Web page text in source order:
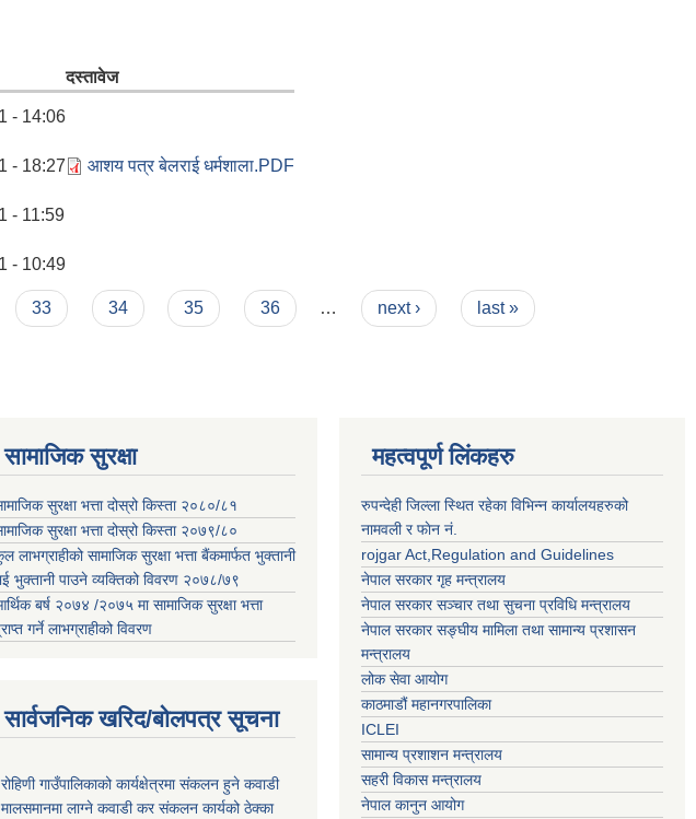
दस्तावेज
- 14:06
- 18:27 आशय पत्र बेलराई धर्मशाला.PDF
- 11:59
- 10:49
33 34 35 36 … next › last »
सामाजिक सुरक्षा
सुरक्षा भत्ता दोस्रो किस्ता २०८०/८१
सुरक्षा भत्ता दोस्रो किस्ता २०७९/८०
लाभग्राहीको सामाजिक सुरक्षा भत्ता बैंकमार्फत भुक्तानी
भुक्तानी पाउने व्यक्तिको विवरण २०७८/७९
बर्ष २०७४ /२०७५ मा सामाजिक सुरक्षा भत्ता
गर्ने लाभग्राहीको विवरण
सार्वजनिक खरिद/बोलपत्र सूचना
रोहिणी गाउँपालिकाको कार्यक्षेत्रमा संकलन हुने कवाडी
मालसमानमा लाग्ने कवाडी कर संकलन कार्यको ठेक्का
महत्वपूर्ण लिंकहरु
रुपन्देही जिल्ला स्थित रहेका विभिन्न कार्यालयहरुको
नामवली र फाेन न‌ं.
rojgar Act,Regulation and Guidelines
नेपाल सरकार गृह मन्त्रालय
नेपाल सरकार सञ्चार तथा सुचना प्रविधि मन्त्रालय
नेपाल सरकार सङ्घीय मामिला तथा सामान्य प्रशासन
मन्त्रालय
लोक सेवा आयोग
काठमाडौं महानगरपालिका
ICLEI
सामान्य प्रशाशन मन्त्रालय
सहरी विकास मन्त्रालय
नेपाल कानुन आयोग